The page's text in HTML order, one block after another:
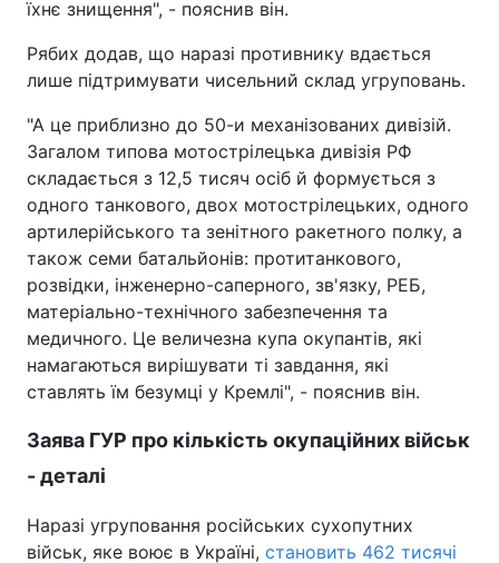
їхнє знищення", - пояснив він.
Рябих додав, що наразі противнику вдається
лише підтримувати чисельний склад угруповань.
"А це приблизно до 50-и механізованих дивізій.
Загалом типова мотострілецька дивізія РФ
складається з 12,5 тисяч осіб й формується з
одного танкового, двох мотострілецьких, одного
артилерійського та зенітного ракетного полку, а
також семи батальйонів: протитанкового,
розвідки, інженерно-саперного, зв'язку, РЕБ,
матеріально-технічного забезпечення та
медичного. Це величезна купа окупантів, які
намагаються вирішувати ті завдання, які
ставлять їм безумці у Кремлі", - пояснив він.
Заява ГУР про кількість окупаційних військ
- деталі
Наразі угруповання російських сухопутних
військ, яке воює в Україні, становить 462 тисячі